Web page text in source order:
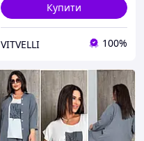
Купити
VITVELLI 100%